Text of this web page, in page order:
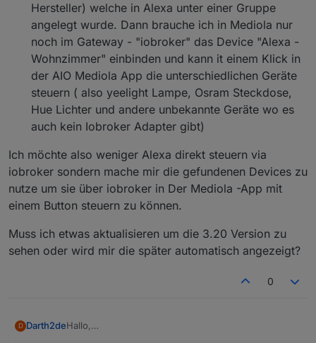
Hersteller) welche in Alexa unter einer Gruppe
angelegt wurde. Dann brauche ich in Mediola nur
noch im Gateway - "iobroker" das Device "Alexa -
Wohnzimmer" einbinden und kann it einem Klick in
der AIO Mediola App die unterschiedlichen Geräte
steuern ( also yeelight Lampe, Osram Steckdose,
Hue Lichter und andere unbekannte Geräte wo es
auch kein Iobroker Adapter gibt)
Ich möchte also weniger Alexa direkt steuern via
iobroker sondern mache mir die gefundenen Devices zu
nutze um sie über iobroker in Der Mediola -App mit
einem Button steuern zu können.
Muss ich etwas aktualisieren um die 3.20 Version zu
sehen oder wird mir die später automatisch angezeigt?
0
D Darth2deHallo,